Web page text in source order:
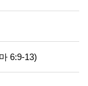
6:9-13)